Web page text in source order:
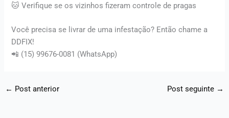
🐱 Verifique se os vizinhos fizeram controle de pragas
Você precisa se livrar de uma infestação? Então chame a
DDFIX!
📲 (15) 99676-0081 (WhatsApp)
← Post anterior Post seguinte →